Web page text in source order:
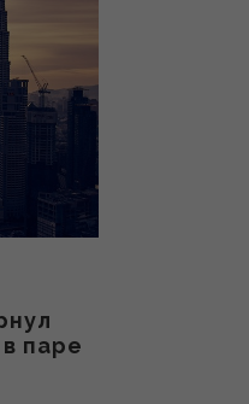
паре